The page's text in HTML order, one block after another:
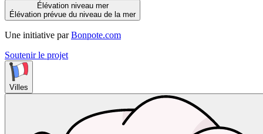
Élévation niveau mer
Élévation prévue du niveau de la mer
Une initiative par Bonpote.com
Soutenir le projet
Villes